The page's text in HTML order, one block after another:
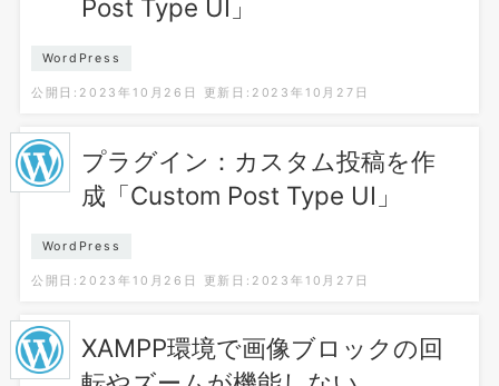
Post Type UI」
WordPress
公開日:2023年10月26日 更新日:2023年10月27日
プラグイン：カスタム投稿を作
成「Custom Post Type UI」
WordPress
公開日:2023年10月26日 更新日:2023年10月27日
XAMPP環境で画像ブロックの回